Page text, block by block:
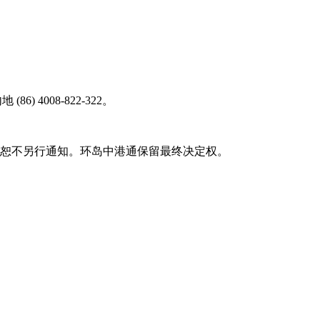
(86) 4008-822-322。
不另行通知。环岛中港通保留最终决定权。